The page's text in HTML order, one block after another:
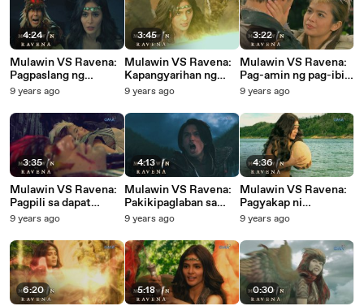
4:24
Mulawin VS Ravena:
Pagpaslang ng
halimaw kay
79
9 years ago
3:35
Mulawin VS Ravena:
Pagpili sa dapat
mabuhay | Episode 76
9 years ago
6:20
3:45
Mulawin VS Ravena:
Kapangyarihan ng
Balasik laban sa
9 years ago
4:13
Mulawin VS Ravena:
Pakikipaglaban sa
halimaw| Episode 75
9 years ago
5:18
3:22
Mulawin VS Ravena:
Pag-amin ng pag-ibig
sa isa’t isa
9 years ago
4:36
Mulawin VS Ravena:
Pagyakap ni
Magindara sa
9 years ago
0:30